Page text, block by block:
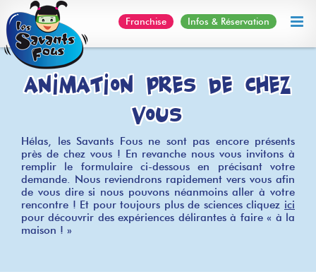
Skip
to
content
Infos & Réservation
Franchise
Animation près de chez
vous
Hélas, les Savants Fous ne sont pas encore présents
près de chez vous ! En revanche nous vous invitons à
remplir le formulaire ci-dessous en précisant votre
demande. Nous reviendrons rapidement vers vous afin
de vous dire si nous pouvons néanmoins aller à votre
rencontre ! Et pour toujours plus de sciences cliquez ici
pour découvrir des expériences délirantes à faire « à la
maison ! »